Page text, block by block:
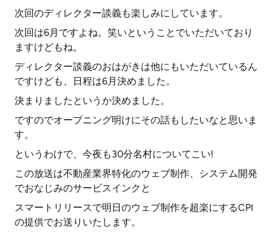
次回のディレクター談義も楽しみにしています。
次回は6月ですよね。笑いということでいただいており
ますけどもね。
ディレクター談義のおはがきは他にもいただいているん
ですけども、日程は6月決めました。
決まりましたというか決めました。
ですのでオープニング明けにその話もしたいなと思いま
す。
というわけで、今夜も30分名村についてこい!
この放送は不動産業界特化のウェブ制作、システム開発
でおなじみのサービスインクと
スマートリリースで明日のウェブ制作を超楽にするCPI
の提供でお送りいたします。